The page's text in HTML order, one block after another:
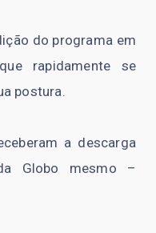
do programa em
rapidamente se
postura.
a descarga
Globo mesmo –